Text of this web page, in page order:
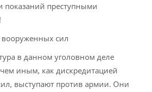
показаний преступными
вооруженных сил
в данном уголовном деле
иным, как дискредитацией
выступают против армии. Они